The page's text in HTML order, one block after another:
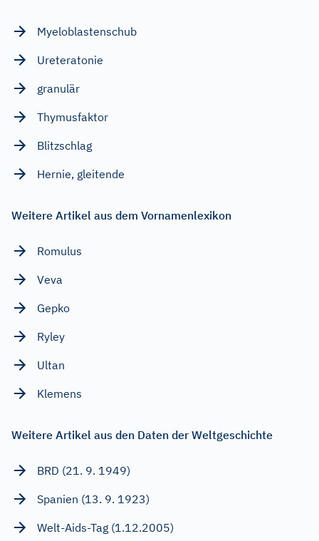
Myeloblastenschub
Ureteratonie
granulär
Thymusfaktor
Blitzschlag
Hernie, gleitende
Weitere Artikel aus dem Vornamenlexikon
Romulus
Veva
Gepko
Ryley
Ultan
Klemens
Weitere Artikel aus den Daten der Weltgeschichte
BRD (21. 9. 1949)
Spanien (13. 9. 1923)
Welt-Aids-Tag (1.12.2005)